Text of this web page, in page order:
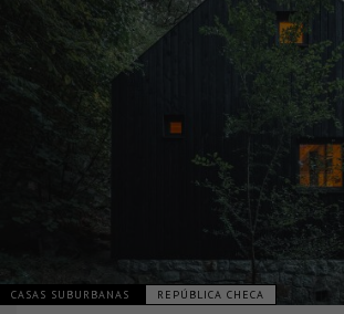
CASAS SUBURBANAS REPÚBLICA CHECA